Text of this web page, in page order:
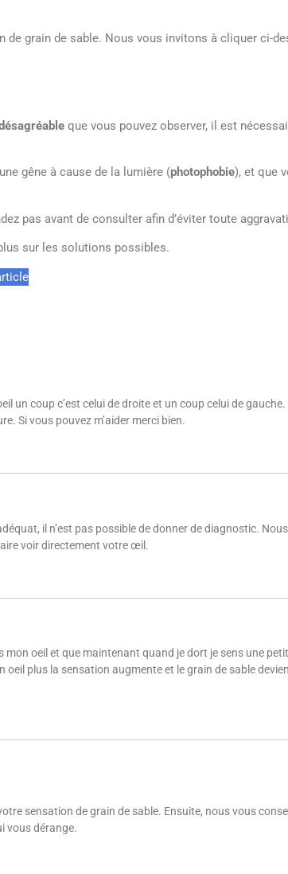
de grain de sable. Nous vous invitons à cliquer ci-
que vous pouvez observer, il est
gêne à cause de la lumière (photophobie), et que
pas avant de consulter afin d’éviter toute
sur les solutions possibles.
un coup c’est celui de droite et un coup celui de gauche.
Si vous pouvez m’aider merci bien.
il n’est pas possible de donner de diagnostic.
voir directement votre œil.
oeil et que maintenant quand je dort je sens une
plus la sensation augmente et le grain de sable
sensation de grain de sable. Ensuite, nous vous
vous dérange.